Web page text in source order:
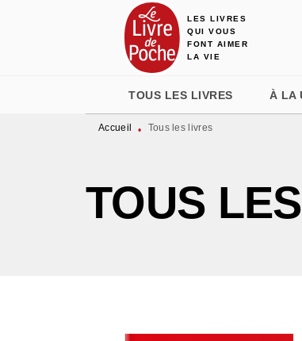
MENU RECHERCHE
LES LIVRES
QUI VOUS
FONT AIMER
LA VIE
TOUS LES LIVRES À LA
Accueil • Tous les livres
TOUS